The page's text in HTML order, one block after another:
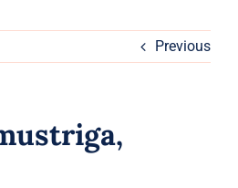
Previous